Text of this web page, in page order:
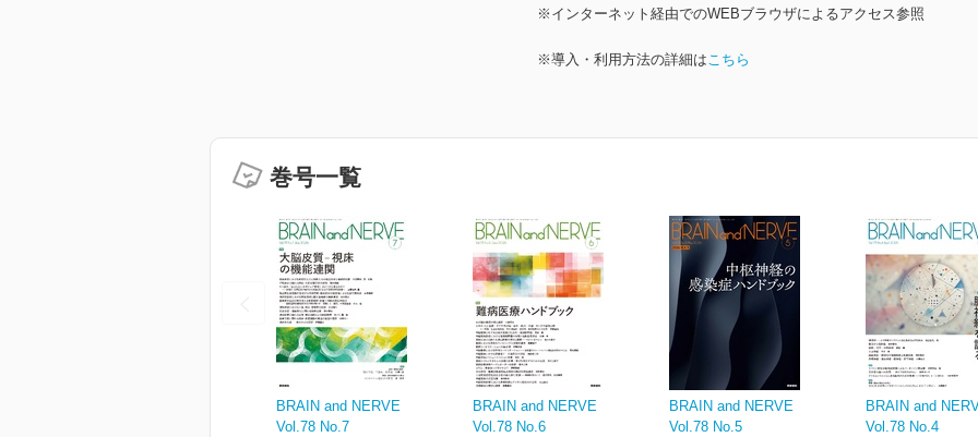
※インターネット経由でのWEBブラウザによるアクセス参照
※導入・利用方法の詳細はこちら
巻号一覧
BRAIN and NERVE
Vol.78 No.7
BRAIN and NERVE
Vol.78 No.6
BRAIN and NERVE
Vol.78 No.5
BRAIN and
Vol.78 No.4